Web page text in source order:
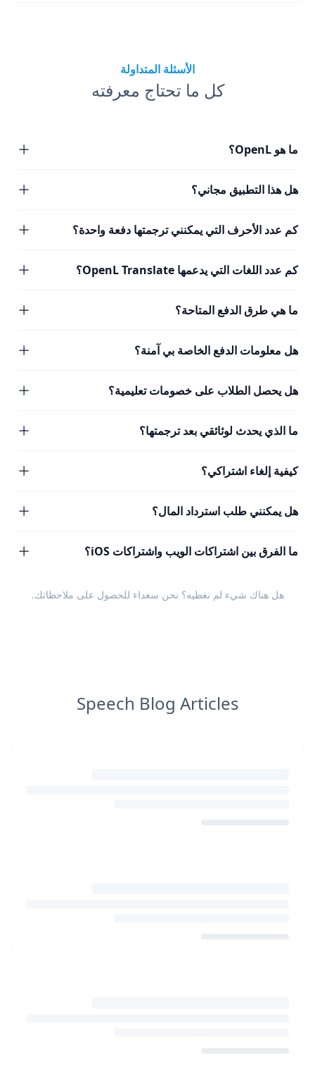
الأسئلة المتداولة
كل ما تحتاج معرفته
ما هو OpenL؟
هل هذا التطبيق مجاني؟
كم عدد الأحرف التي يمكنني ترجمتها دفعة واحدة؟
كم عدد اللغات التي يدعمها OpenL Translate؟
ما هي طرق الدفع المتاحة؟
هل معلومات الدفع الخاصة بي آمنة؟
هل يحصل الطلاب على خصومات تعليمية؟
ما الذي يحدث لوثائقي بعد ترجمتها؟
كيفية إلغاء اشتراكي؟
هل يمكنني طلب استرداد المال؟
ما الفرق بين اشتراكات الويب واشتراكات iOS؟
هل هناك شيء لم نغطيه؟ نحن سعداء للحصول على ملاحظاتك.
Speech Blog Articles